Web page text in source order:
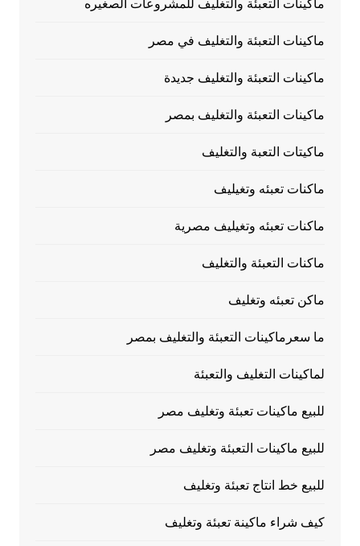
ماكينات التعبئة والتغليف للمشروعات الصغيره
ماكينات التعبئة والتغليف في مصر
ماكينات التعبئة والتغليف جديدة
ماكينات التعبئة والتغليف بمصر
ماكيتات التعبة والتغليف
ماكنات تعبئه وتغيليف
ماكنات تعبئه وتغيليف مصرية
ماكنات التعبئة والتغليف
ماكن تعبئه وتغليف
ما سعرماكينات التعبئة والتغليف بمصر
لماكينات التغليف والتعبئة
للبيع ماكينات تعبئة وتغليف مصر
للبيع ماكينات التعبئة وتغليف مصر
للبيع خط انتاج تعبئة وتغليف
كيف شراء ماكينة تعبئة وتغليف